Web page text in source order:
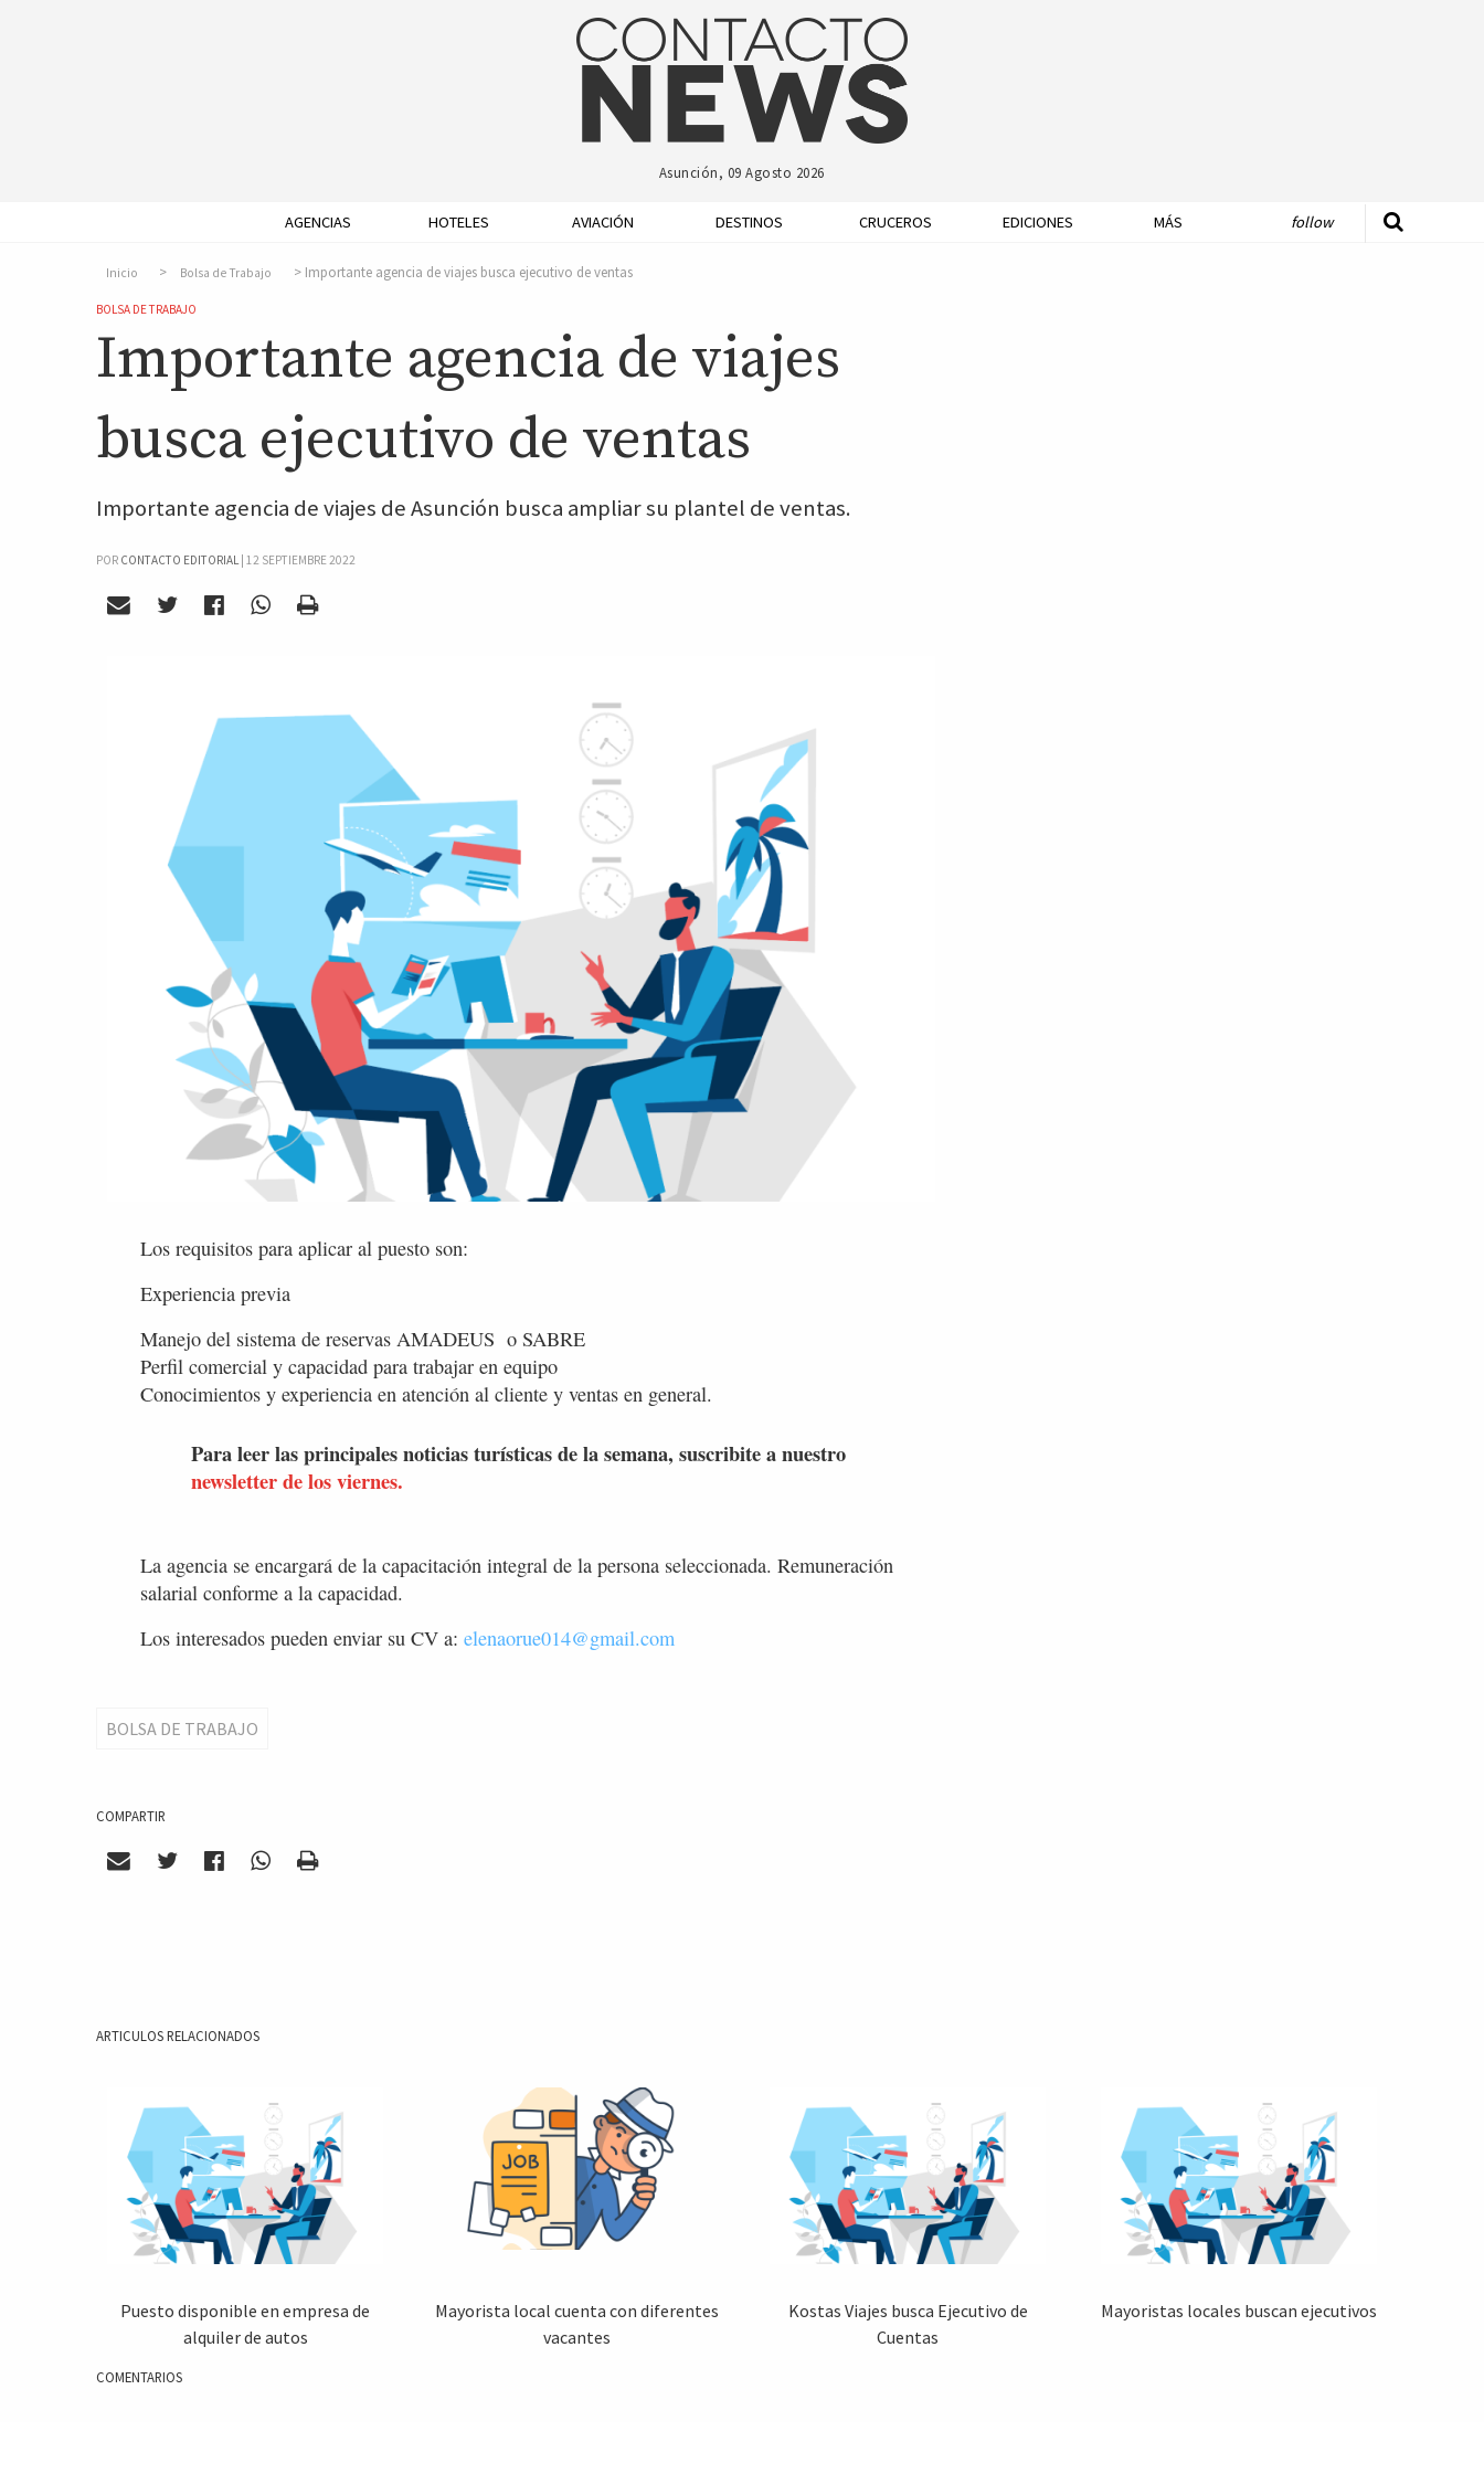
Asunción, 09 Agosto 2026
AGENCIAS HOTELES AVIACIÓN DESTINOS CRUCEROS EDICIONES MÁS follow
Inicio Bolsa de Trabajo Importante agencia de viajes busca ejecutivo de ventas
BOLSA DE TRABAJO
Importante agencia de viajes
busca ejecutivo de ventas
Importante agencia de viajes de Asunción busca ampliar su plantel de ventas.
POR CONTACTO EDITORIAL | 12 SEPTIEMBRE 2022
Los requisitos para aplicar al puesto son:
Experiencia previa
Manejo del sistema de reservas AMADEUS o SABRE
Perfil comercial y capacidad para trabajar en equipo
Conocimientos y experiencia en atención al cliente y ventas en general.
Para leer las principales noticias turísticas de la semana, suscribite a nuestro
newsletter de los viernes.
La agencia se encargará de la capacitación integral de la persona seleccionada. Remuneración
salarial conforme a la capacidad.
Los interesados pueden enviar su CV a: elenaorue014@gmail.com
BOLSA DE TRABAJO
COMPARTIR
ARTICULOS RELACIONADOS
Puesto disponible en empresa de
alquiler de autos
Mayorista local cuenta con diferentes
vacantes
Kostas Viajes busca Ejecutivo de
Cuentas
Mayoristas locales buscan ejecutivos
COMENTARIOS